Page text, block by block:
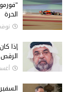
الحرة
نوفمبر
إذا
الرقص
أغسطس